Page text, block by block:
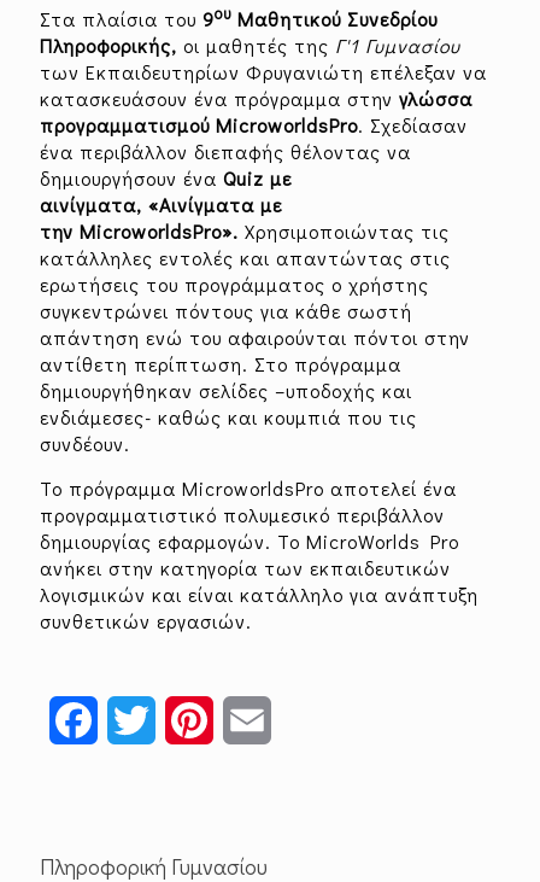
Στα πλαίσια του 9ου Μαθητικού Συνεδρίου
Πληροφορικής, οι μαθητές της Γ'1 Γυμνασίου
των Εκπαιδευτηρίων Φρυγανιώτη επέλεξαν να
κατασκευάσουν ένα πρόγραμμα στην γλώσσα
προγραμματισμού MicroworldsPro. Σχεδίασαν
ένα περιβάλλον διεπαφής θέλοντας να
δημιουργήσουν ένα Quiz με
αινίγματα, «Αινίγματα με
την MicroworldsPro». Χρησιμοποιώντας τις
κατάλληλες εντολές και απαντώντας στις
ερωτήσεις του προγράμματος ο χρήστης
συγκεντρώνει πόντους για κάθε σωστή
απάντηση ενώ του αφαιρούνται πόντοι στην
αντίθετη περίπτωση. Στο πρόγραμμα
δημιουργήθηκαν σελίδες –υποδοχής και
ενδιάμεσες- καθώς και κουμπιά που τις
συνδέουν.
Το πρόγραμμα MicroworldsPro αποτελεί ένα
προγραμματιστικό πολυμεσικό περιβάλλον
δημιουργίας εφαρμογών. Το MicroWorlds Pro
ανήκει στην κατηγορία των εκπαιδευτικών
λογισμικών και είναι κατάλληλο για ανάπτυξη
συνθετικών εργασιών.
FacebookTwitter Pinterest
Πληροφορική Γυμνασίου